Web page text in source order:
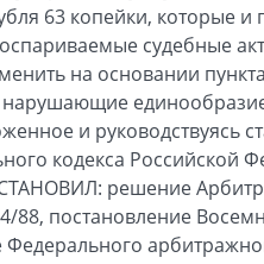
63 копейки, которые
оспариваемые судебные
на основании
нарушающие
и руководствуясь
кодекса
решение
88, постановление